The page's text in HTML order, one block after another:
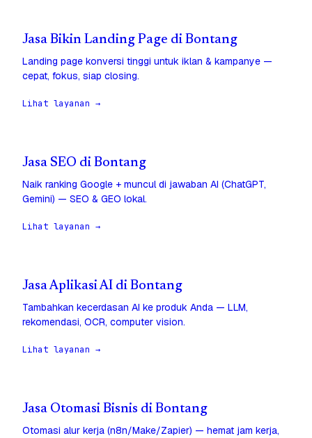
Jasa Bikin Landing Page di Bontang
Landing page konversi tinggi untuk iklan & kampanye —
cepat, fokus, siap closing.
Lihat layanan →
Jasa SEO di Bontang
Naik ranking Google + muncul di jawaban AI (ChatGPT,
Gemini) — SEO & GEO lokal.
Lihat layanan →
Jasa Aplikasi AI di Bontang
Tambahkan kecerdasan AI ke produk Anda — LLM,
rekomendasi, OCR, computer vision.
Lihat layanan →
Jasa Otomasi Bisnis di Bontang
Otomasi alur kerja (n8n/Make/Zapier) — hemat jam kerja,